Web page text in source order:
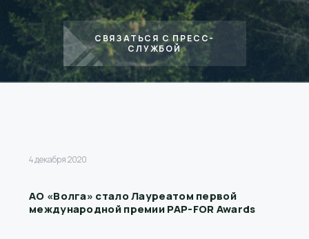
СВЯЗАТЬСЯ С ПРЕСС-
СЛУЖБОЙ
4 декабря 2020
АО «Волга» стало Лауреатом первой
международной премии PAP-FOR Awards